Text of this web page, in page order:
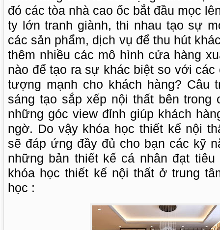
đó các tòa nhà cao ốc bắt đầu mọc
ty lớn tranh giành, thi nhau tạo sự
các sản phẩm, dịch vụ để thu hút
thêm nhiều các mô hình cửa hàng
nào để tạo ra sự khác biệt so với
tượng mạnh cho khách hàng?
sáng tạo sắp xếp nội thất bên trong
những góc view đỉnh giúp khách
ngờ. Do vậy khóa học thiết kế nội
sẽ đáp ứng đầy đủ cho bạn các kỹ
những bản thiết kế cá nhân đạt
khóa học thiết kế nội thất ở trung
học :